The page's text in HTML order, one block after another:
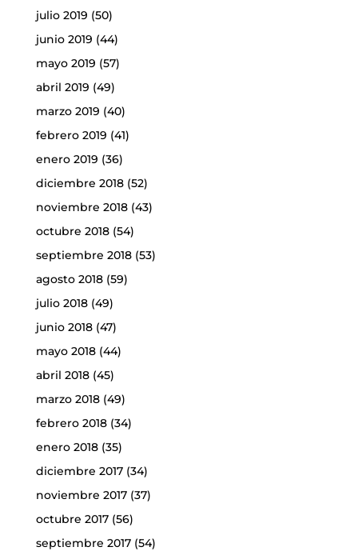
julio 2019 (50)
junio 2019 (44)
mayo 2019 (57)
abril 2019 (49)
marzo 2019 (40)
febrero 2019 (41)
enero 2019 (36)
diciembre 2018(52)
noviembre 2018(43)
octubre 2018(54)
septiembre 2018(53)
agosto 2018(59)
julio 2018(49)
junio 2018(47)
mayo 2018(44)
abril 2018(45)
marzo 2018(49)
febrero 2018(34)
enero 2018(35)
diciembre 2017(34)
noviembre 2017(37)
octubre 2017(56)
septiembre 2017(54)